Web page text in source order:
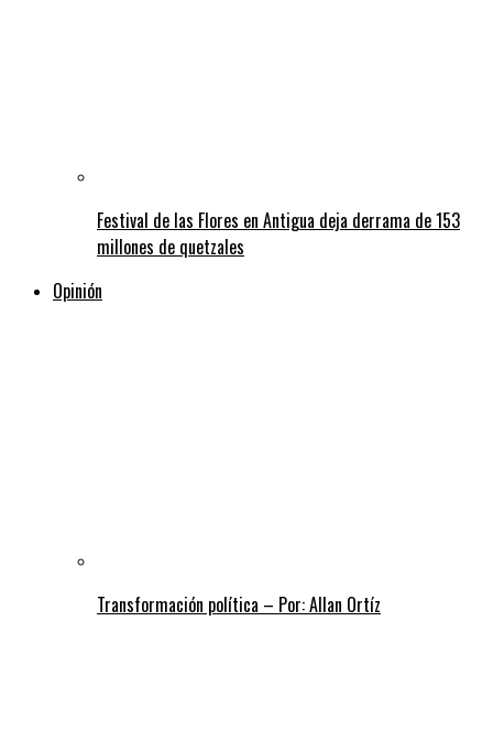
Festival de las Flores en Antigua deja derrama de 153
millones de quetzales
Opinión
Transformación política – Por: Allan Ortíz